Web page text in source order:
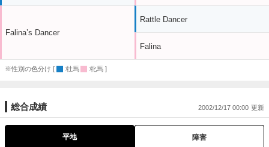
Falina’s Dancer
Rattle Dancer
Falina
※性別の色分け [ :牡馬 :牝馬 ]
総合成績 2002/12/17 00:00
平地 障害